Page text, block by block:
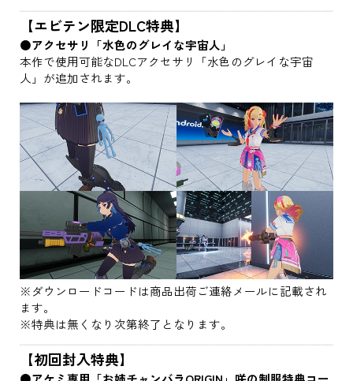
【エビテン限定DLC特典】
●アクセサリ「水色のグレイな宇宙人」
本作で使用可能なDLCアクセサリ「水色のグレイな宇宙
人」が追加されます。
※ダウンロードコードは商品出荷ご連絡メールに記載され
ます。
※特典は無くなり次第終了となります。
【初回封入特典】